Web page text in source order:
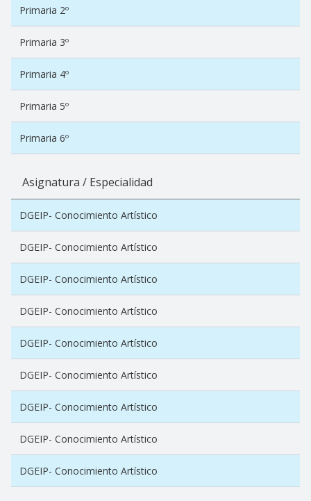
Primaria 2º
Primaria 3º
Primaria 4º
Primaria 5º
Primaria 6º
Asignatura / Especialidad
DGEIP- Conocimiento Artístico
DGEIP- Conocimiento Artístico
DGEIP- Conocimiento Artístico
DGEIP- Conocimiento Artístico
DGEIP- Conocimiento Artístico
DGEIP- Conocimiento Artístico
DGEIP- Conocimiento Artístico
DGEIP- Conocimiento Artístico
DGEIP- Conocimiento Artístico